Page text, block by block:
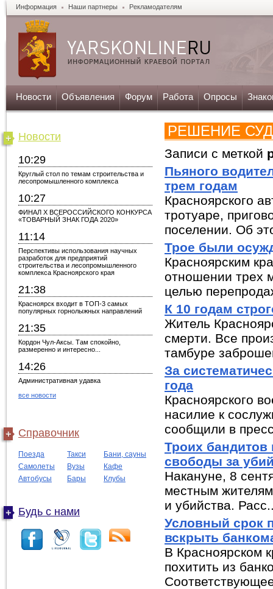
Информация Наши партнеры Рекламодателям
Новости Объявления Форум Работа Опросы
Новости
10:29
Круглый стол по темам строительства и
лесопромышленного комплекса
10:27
ФИНАЛ X ВСЕРОССИЙСКОГО КОНКУРСА
«ТОВАРНЫЙ ЗНАК ГОДА 2020»
11:14
Перспективы использования научных
разработок для предприятий
строительства и лесопромышленного
комплекса Красноярского края
21:38
Красноярск входит в ТОП-3 самых
популярных горнолыжных направлений
21:35
Кордон Чул-Аксы. Там спокойно,
размеренно и интересно...
14:26
Административная удавка
все новости
Справочник
Поезда Такси
Бани, сауны
Самолеты
Вузы
Кафе
Автобусы
Бары Клубы
Будь с нами
РЕШЕНИЕ
Записи с меткой
Пьяного
трем годам
Красноярского
тротуаре,
поселении. Об
Трое были
Красноярским
отношении трех
целью
К 10 годам
Житель
смерти. Все
тамбуре
За
года
Красноярского
насилие к
сообщили в
Троих
свободы за
Накануне, 8
местным
и убийства.
Условный срок
вскрыть
В Красноярском
похитить из